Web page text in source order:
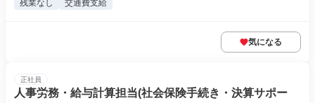
残業なし 交通費支給
気になる
正社員
人事労務・給与計算担当(社会保険手続き・決算サポー